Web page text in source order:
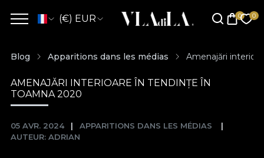
(€) EUR
Blog Apparitions dans les médias Amenajări
AMENAJĂRI INTERIOARE ÎN TENDINȚE ÎN
TOAMNA 2020
05 AVR. 2024
APPARITIONS DANS LES MÉDIAS
AUTEUR: ADRIAN